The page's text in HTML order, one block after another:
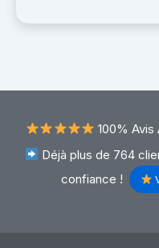
100% Avis
Déjà plus de 764
confiance !